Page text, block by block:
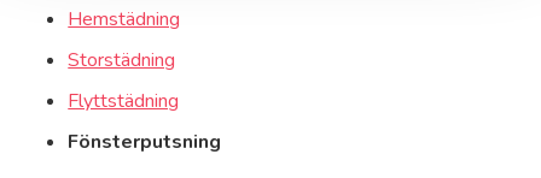
Hemstädning
Storstädning
Flyttstädning
Fönsterputsning